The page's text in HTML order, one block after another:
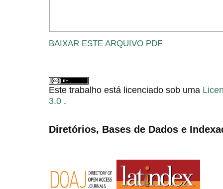
BAIXAR ESTE ARQUIVO PDF
Este trabalho está licenciado sob uma
3.0 .
Diretórios, Bases de Dados e